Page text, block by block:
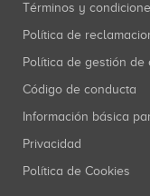
Términos y
Política de
Política de gestión
Código de conducta
Información básica
Privacidad
Política de Cookies